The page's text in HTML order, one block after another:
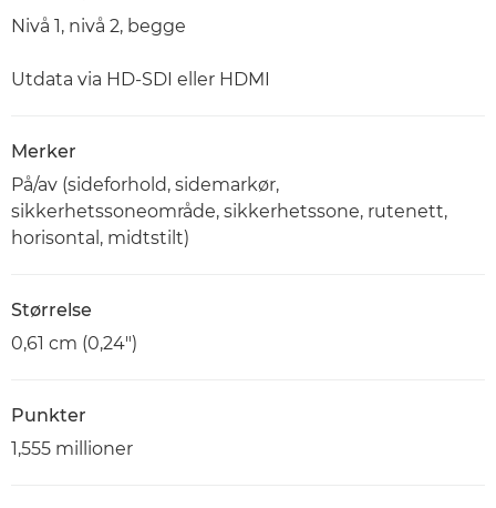
Nivå 1, nivå 2, begge
Utdata via HD-SDI eller HDMI
Merker
På/av (sideforhold, sidemarkør,
sikkerhetssoneområde, sikkerhetssone, rutenett,
horisontal, midtstilt)
Størrelse
0,61 cm (0,24")
Punkter
1,555 millioner